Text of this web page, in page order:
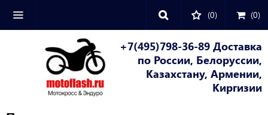
(0) (0)
+7(495)798-36-89 Доставка
по России, Белоруссии,
Казахстану, Армении,
Киргизии